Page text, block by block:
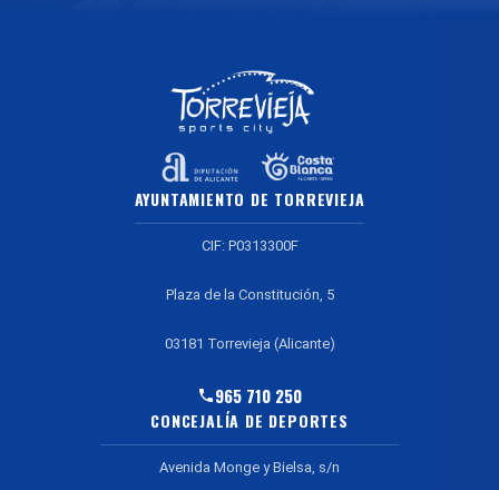
AYUNTAMIENTO DE TORREVIEJA
CIF: P0313300F
Plaza de la Constitución, 5
03181 Torrevieja (Alicante)
965 710 250
CONCEJALÍA DE DEPORTES
Avenida Monge y Bielsa, s/n